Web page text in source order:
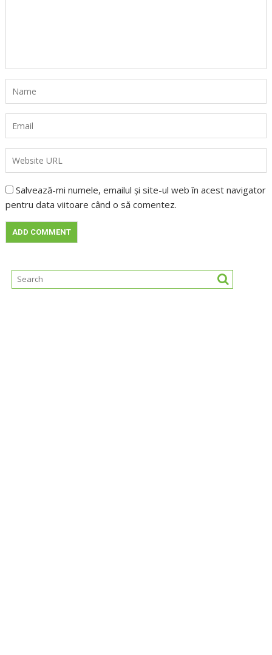
Salvează-mi numele, emailul și site-ul web în acest navigator
pentru data viitoare când o să comentez.